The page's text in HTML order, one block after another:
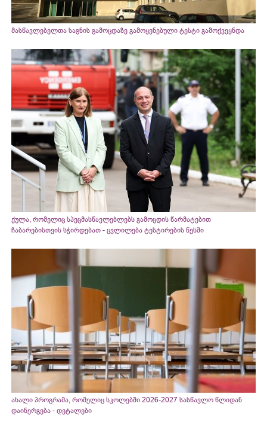
მასწავლებელთა საგნის გამოცდაზე გამოყენებული ტესტი გამოქვეყნდა
ქულა, რომელიც სპეცმასწავლებლებს გამოცდის წარმატებით
ჩაბარებისთვის სჭირდებათ - ცვლილება ტესტირების წესში
ახალი პროგრამა, რომელიც სკოლებში 2026-2027 სასწავლო წლიდან
დაინერგება - დეტალები